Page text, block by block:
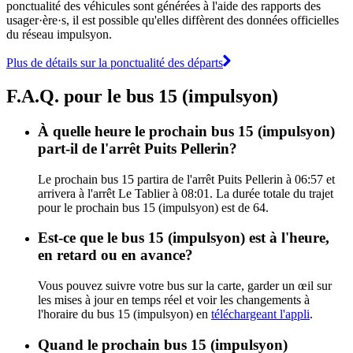
ponctualité des véhicules sont générées à l'aide des rapports des
usager·ère·s, il est possible qu'elles diffèrent des données officielles
du réseau impulsyon.
Plus de détails sur la ponctualité des départs
F.A.Q. pour le bus 15 (impulsyon)
À quelle heure le prochain bus 15 (impulsyon)
part-il de l'arrêt Puits Pellerin?
Le prochain bus 15 partira de l'arrêt Puits Pellerin à 06:57 et
arrivera à l'arrêt Le Tablier à 08:01. La durée totale du trajet
pour le prochain bus 15 (impulsyon) est de 64.
Est-ce que le bus 15 (impulsyon) est à l'heure,
en retard ou en avance?
Vous pouvez suivre votre bus sur la carte, garder un œil sur
les mises à jour en temps réel et voir les changements à
l'horaire du bus 15 (impulsyon) en téléchargeant l'appli.
Quand le prochain bus 15 (impulsyon)